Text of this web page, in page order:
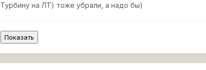
Турбину на ЛТ) тоже убрали, а надо бы)